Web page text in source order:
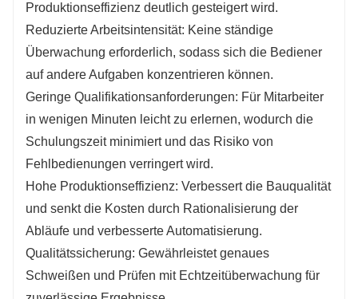
Produktionseffizienz deutlich gesteigert wird.
Reduzierte Arbeitsintensität: Keine ständige
Überwachung erforderlich, sodass sich die Bediener
auf andere Aufgaben konzentrieren können.
Geringe Qualifikationsanforderungen: Für Mitarbeiter
in wenigen Minuten leicht zu erlernen, wodurch die
Schulungszeit minimiert und das Risiko von
Fehlbedienungen verringert wird.
Hohe Produktionseffizienz: Verbessert die Bauqualität
und senkt die Kosten durch Rationalisierung der
Abläufe und verbesserte Automatisierung.
Qualitätssicherung: Gewährleistet genaues
Schweißen und Prüfen mit Echtzeitüberwachung für